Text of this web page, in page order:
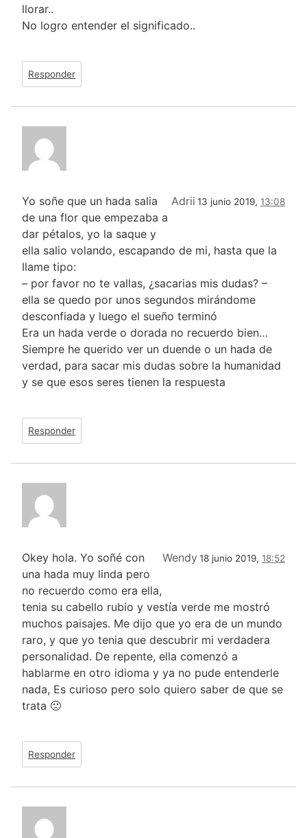
llorar..
No logro entender el significado..
Responder
Adrii 13 junio 2019, 13:08
Yo soñe que un hada salia
de una flor que empezaba a
dar pétalos, yo la saque y
ella salio volando, escapando de mi, hasta que la
llame tipo:
– por favor no te vallas, ¿sacarias mis dudas? –
ella se quedo por unos segundos mirándome
desconfiada y luego el sueño terminó
Era un hada verde o dorada no recuerdo bien…
Siempre he querido ver un duende o un hada de
verdad, para sacar mis dudas sobre la humanidad
y se que esos seres tienen la respuesta
Responder
Wendy18 junio 2019, 18:52
Okey hola. Yo soñé con
una hada muy linda pero
no recuerdo como era ella,
tenia su cabello rubio y vestía verde me mostró
muchos paisajes. Me dijo que yo era de un mundo
raro, y que yo tenia que descubrir mi verdadera
personalidad. De repente, ella comenzó a
hablarme en otro idioma y ya no pude entenderle
nada, Es curioso pero solo quiero saber de que se
trata 🙁
Responder